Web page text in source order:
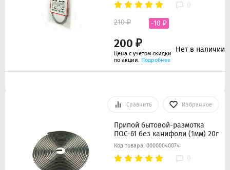
0
200 ₽
210 ₽ -10 ₽
Цена с учетом скидки
по акции. Подробнее
Нет в наличии
Сравнить Избранное
Припой бытовой-размотка
ПОС-61 без канифоли (1мм) 20г
Код товара: 00000040074
0